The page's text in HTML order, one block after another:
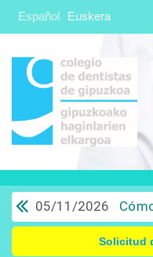
Español Euskera
05/11/2026 Cómo hacer
Solicitud